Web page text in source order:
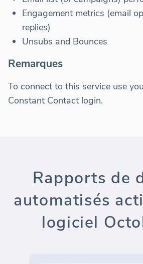
Engagement metrics (email
replies)
Unsubs and Bounces
Remarques
To connect to this service use
Constant Contact login.
Rapports de
automatisés
logiciel